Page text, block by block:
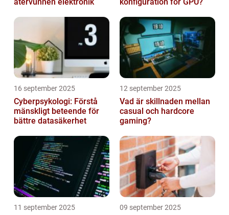
16 september 2025
Cyberpsykologi: Förstå
mänskligt beteende för
bättre datasäkerhet
12 september 2025
Vad är skillnaden mellan
casual och hardcore
gaming?
11 september 2025 09 september 2025